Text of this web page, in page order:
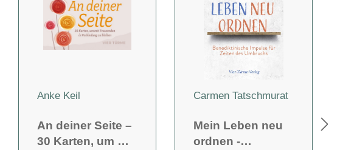
Anke Keil
An deiner Seite –
30 Karten, um mit
Carmen Tatschmurat
Mein Leben neu
ordnen -